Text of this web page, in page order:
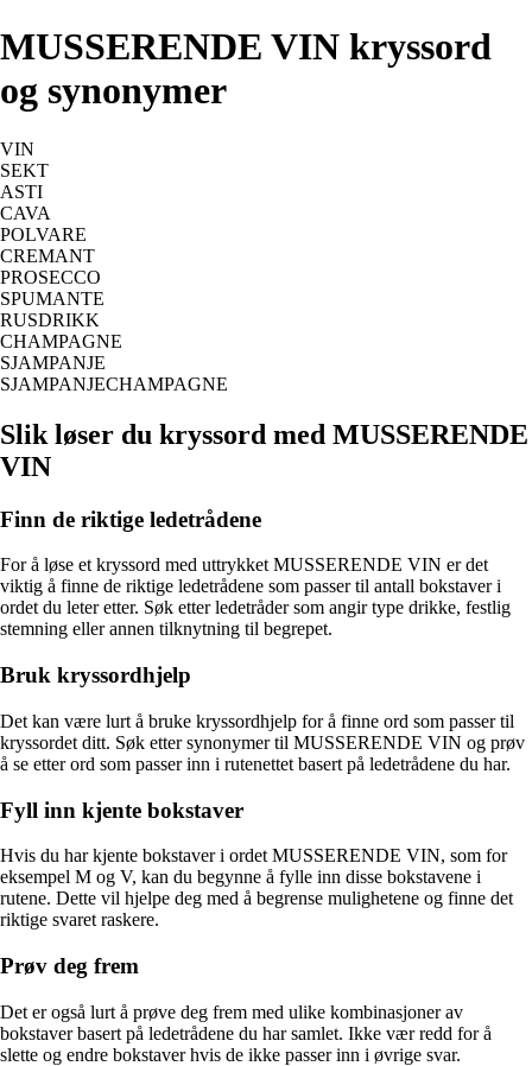
MUSSERENDE VIN kryssord
og synonymer
VIN
SEKT
ASTI
CAVA
POLVARE
CREMANT
PROSECCO
SPUMANTE
RUSDRIKK
CHAMPAGNE
SJAMPANJE
SJAMPANJECHAMPAGNE
Slik løser du kryssord med MUSSERENDE
VIN
Finn de riktige ledetrådene
For å løse et kryssord med uttrykket MUSSERENDE VIN er det
viktig å finne de riktige ledetrådene som passer til antall bokstaver i
ordet du leter etter. Søk etter ledetråder som angir type drikke, festlig
stemning eller annen tilknytning til begrepet.
Bruk kryssordhjelp
Det kan være lurt å bruke kryssordhjelp for å finne ord som passer til
kryssordet ditt. Søk etter synonymer til MUSSERENDE VIN og prøv
å se etter ord som passer inn i rutenettet basert på ledetrådene du har.
Fyll inn kjente bokstaver
Hvis du har kjente bokstaver i ordet MUSSERENDE VIN, som for
eksempel M og V, kan du begynne å fylle inn disse bokstavene i
rutene. Dette vil hjelpe deg med å begrense mulighetene og finne det
riktige svaret raskere.
Prøv deg frem
Det er også lurt å prøve deg frem med ulike kombinasjoner av
bokstaver basert på ledetrådene du har samlet. Ikke vær redd for å
slette og endre bokstaver hvis de ikke passer inn i øvrige svar.